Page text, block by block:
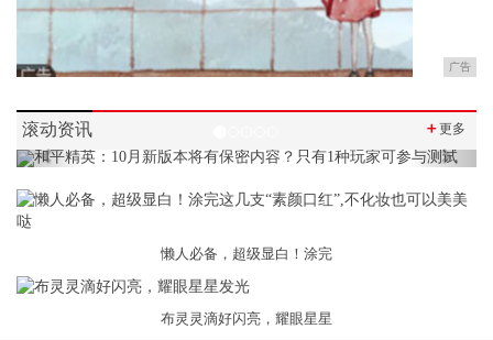
广告
滚动资讯 ＋更多
Previous Next
懒人必备，超级显白！涂完
布灵灵滴好闪亮，耀眼星星